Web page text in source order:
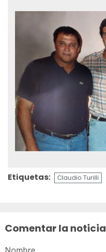
Etiquetas: Claudio Turilli
Comentar la noticia